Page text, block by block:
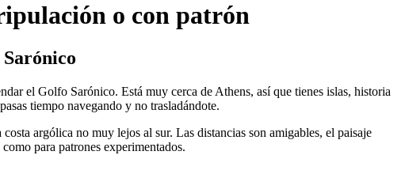
o con patrón
el Golfo Sarónico. Está muy cerca de Athens, así que tienes islas, historia
tiempo navegando y no trasladándote.
argólica no muy lejos al sur. Las distancias son amigables, el paisaje
para patrones experimentados.